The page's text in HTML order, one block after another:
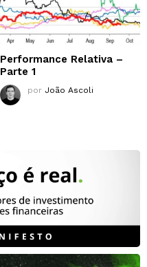
Performance Relativa –
Parte 1
por João Ascoli